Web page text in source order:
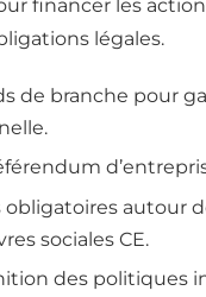
financer les
légales.
de branche pour
autour
sociales CE.
des politiques